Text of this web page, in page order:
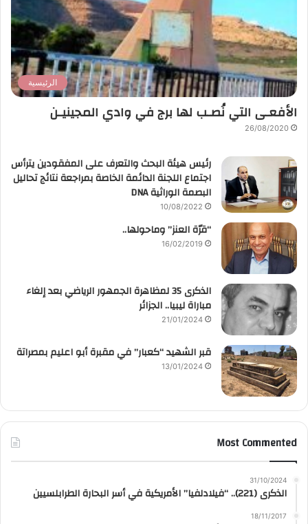
الرئيسية
الأفعـى التي نُصـب لها برج في وادي المجينيـن
26/08/2020
رئيس هيئة البحث والتعرف على المفقودين يترأس
اجتماع اللجنة الدائمة الخاصة بمراجعة نتائج تحاليل
البصمة الوراثية DNA
10/08/2022
“قرّة العنز” وماحولها..
16/02/2019
الذكرى 35 لمظاهرة الجمهور الرياضي بعد إلغاء
مباراة ليبيا.. الجزائر
21/01/2024
قبر الشهيد “كعبار” في مقبرة أبو اعليم بمصراتة
13/01/2024
Most Commented
31/10/2024
الذكرى (221).. “فيلادلفيا” الأمريكية في أسر البحارة الطرابلسيين
18/11/2017